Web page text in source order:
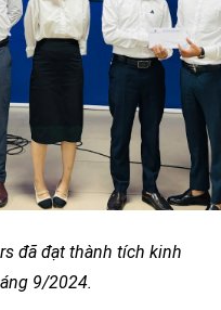
đã đạt thành tích kinh
9/2024.